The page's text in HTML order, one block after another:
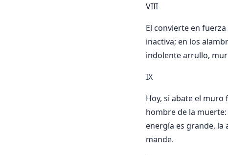
VIII
El convierte en
inactiva; en los
indolente arrullo,
IX
Hoy, si abate el
hombre de la
energía es grande, la
mande.